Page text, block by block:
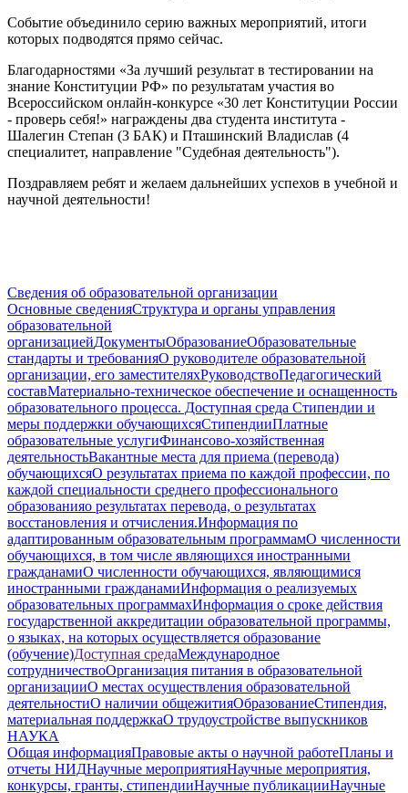
Событие объединило серию важных мероприятий, итоги
которых подводятся прямо сейчас.
Благодарностями «За лучший результат в тестировании на
знание Конституции РФ» по результатам участия во
Всероссийском онлайн-конкурсе «30 лет Конституции России
- проверь себя!» награждены два студента института -
Шалегин Степан (3 БАК) и Пташинский Владислав (4
специалитет, направление "Судебная деятельность").
Поздравляем ребят и желаем дальнейших успехов в учебной и
научной деятельности!
Сведения об образовательной организации
Основные сведенияСтруктура и органы управления
образовательной
организациейДокументыОбразованиеОбразовательные
стандарты и требованияО руководителе образовательной
организации, его заместителяхРуководствоПедагогический
составМатериально-техническое обеспечение и оснащенность
образовательного процесса. Доступная среда Стипендии и
меры поддержки обучающихсяСтипендииПлатные
образовательные услугиФинансово-хозяйственная
деятельностьВакантные места для приема (перевода)
обучающихсяО результатах приема по каждой профессии, по
каждой специальности среднего профессионального
образованияо результатах перевода, о результатах
восстановления и отчисления.Информация по
адаптированным образовательным программамО численности
обучающихся, в том числе являющихся иностранными
гражданамиО численности обучающихся, являющимися
иностранными гражданамиИнформация о реализуемых
образовательных программахИнформация о сроке действия
государственной аккредитации образовательной программы,
о языках, на которых осуществляется образование
(обучение)Доступная средаМеждународное
сотрудничествоОрганизация питания в образовательной
организацииО местах осуществления образовательной
деятельностиО наличии общежитияОбразованиеСтипендия,
материальная поддержкаО трудоустройстве выпускников
НАУКА
Общая информацияПравовые акты о научной работеПланы и
отчеты НИДНаучные мероприятияНаучные мероприятия,
конкурсы, гранты, стипендииНаучные публикацииНаучные